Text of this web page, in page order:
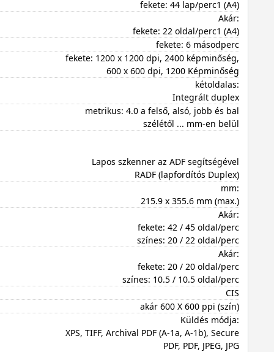
fekete: 44 lap/perc1 (A4)
Akár:
fekete: 22 oldal/perc1 (A4)
fekete: 6 másodperc
fekete: 1200 x 1200 dpi, 2400 képminőség,
600 x 600 dpi, 1200 Képminőség
kétoldalas:
Integrált duplex
metrikus: 4.0 a felső, alsó, jobb és bal
szélétől ... mm-en belül
Lapos szkenner az ADF segítségével
RADF (lapfordítós Duplex)
mm:
215.9 x 355.6 mm (max.)
Akár:
fekete: 42 / 45 oldal/perc
színes: 20 / 22 oldal/perc
Akár:
fekete: 20 / 20 oldal/perc
színes: 10.5 / 10.5 oldal/perc
CIS
akár 600 X 600 ppi (szín)
Küldés módja:
XPS, TIFF, Archival PDF (A-1a, A-1b), Secure
PDF, PDF, JPEG, JPG